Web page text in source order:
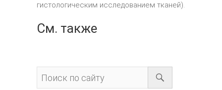
гистологическим исследованием тканей).
См. также